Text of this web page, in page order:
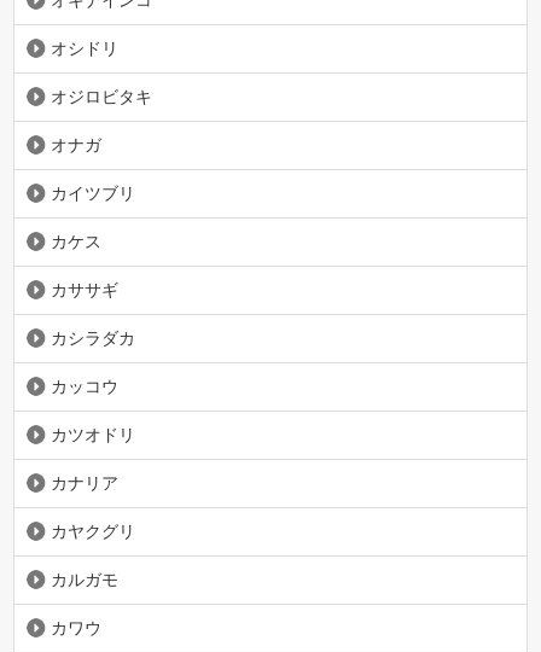
オシドリ
オジロビタキ
オナガ
カイツブリ
カケス
カササギ
カシラダカ
カッコウ
カツオドリ
カナリア
カヤクグリ
カルガモ
カワウ